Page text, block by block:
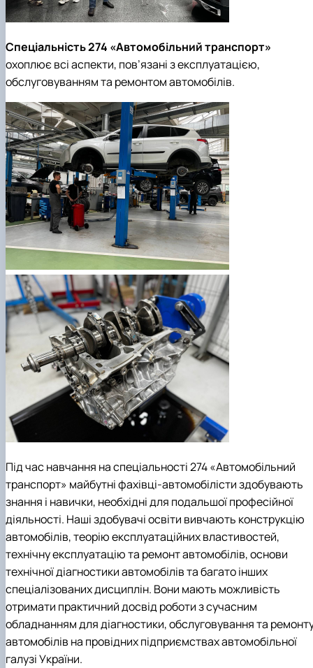
Спеціальність 274 «Автомобільний транспорт»
охоплює всі аспекти, пов’язані з експлуатацією,
обслуговуванням та ремонтом автомобілів.
Під час навчання на спеціальності 274 «Автомобільний
транспорт» майбутні фахівці-автомобілісти здобувають
знання і навички, необхідні для подальшої професійної
діяльності. Наші здобувачі освіти вивчають конструкцію
автомобілів, теорію експлуатаційних властивостей,
технічну експлуатацію та ремонт автомобілів, основи
технічної діагностики автомобілів та багато інших
спеціалізованих дисциплін. Вони мають можливість
отримати практичний досвід роботи з сучасним
обладнанням для діагностики, обслуговування та
автомобілів на провідних підприємствах автомобільної
галузі України.